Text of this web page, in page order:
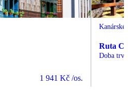
1 941 Kč /os.
Ruta
Doba